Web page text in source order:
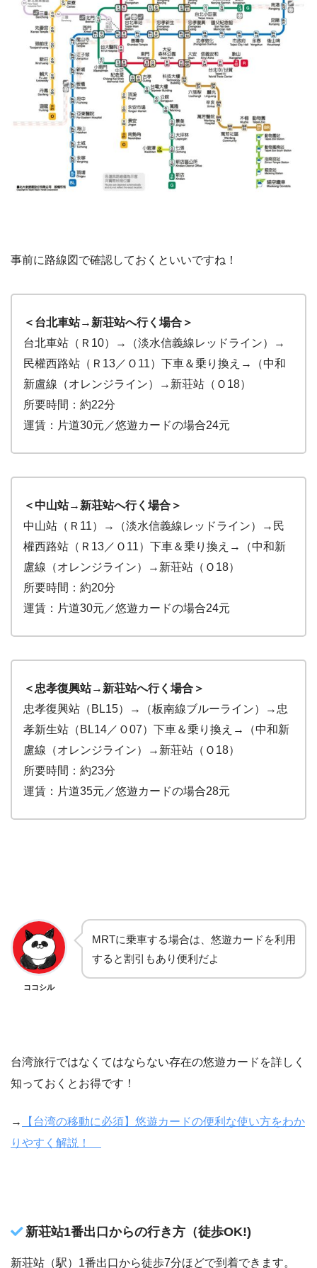
事前に路線図で確認しておくといいですね！
＜台北車站→新荘站へ行く場合＞
台北車站（Ｒ10）→（淡水信義線レッドライン）→
民權西路站（Ｒ13／Ｏ11）下車＆乗り換え→（中和
新盧線（オレンジライン）→新荘站（Ｏ18）
所要時間：約22分
運賃：片道30元／悠遊カードの場合24元
＜中山站→新荘站へ行く場合＞
中山站（Ｒ11）→（淡水信義線レッドライン）→民
權西路站（Ｒ13／Ｏ11）下車＆乗り換え→（中和新
盧線（オレンジライン）→新荘站（Ｏ18）
所要時間：約20分
運賃：片道30元／悠遊カードの場合24元
＜忠孝復興站→新荘站へ行く場合＞
忠孝復興站（BL15）→（板南線ブルーライン）→忠
孝新生站（BL14／Ｏ07）下車＆乗り換え→（中和新
盧線（オレンジライン）→新荘站（Ｏ18）
所要時間：約23分
運賃：片道35元／悠遊カードの場合28元
ココシル
MRTに乗車する場合は、悠遊カードを利用
すると割引もあり便利だよ
台湾旅行ではなくてはならない存在の悠遊カードを詳しく
知っておくとお得です！
→
【台湾の移動に必須】悠遊カードの便利な使い方をわか
りやすく解説！
新荘站1番出口からの行き方（徒歩OK!)
新荘站（駅）1番出口から徒歩7分ほどで到着できます。